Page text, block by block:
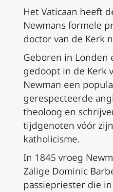
Het Vaticaan heeft
Newmans formele
doctor van de Kerk
Geboren in Londen
gedoopt in de Kerk
Newman een
gerespecteerde
theoloog en
tijdgenoten vóór
katholicisme.
In 1845 vroeg
Zalige Dominic
passiepriester die